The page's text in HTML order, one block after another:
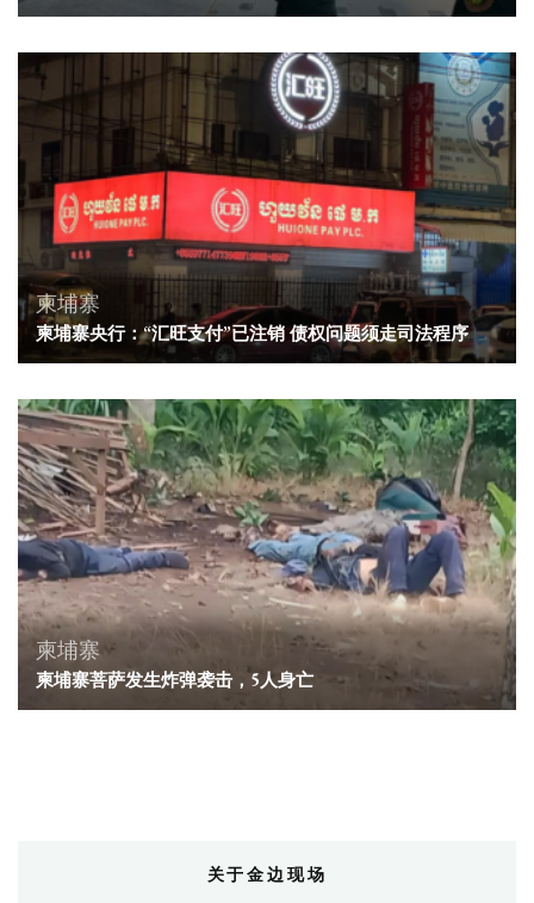
柬埔寨
柬埔寨央行：“汇旺支付”已注销 债权问题须走司法程序
柬埔寨
柬埔寨菩萨发生炸弹袭击，5人身亡
关于金边现场